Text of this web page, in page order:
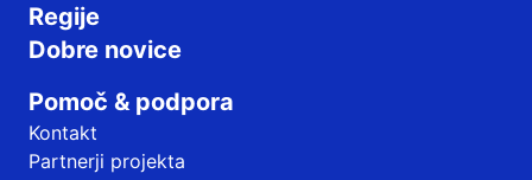
Regije
Dobre novice
Pomoč & podpora
Kontakt
Partnerji projekta